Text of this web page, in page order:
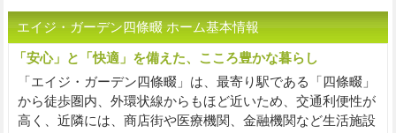
エイジ・ガーデン四條畷 ホーム基本情報
「安心」と「快適」を備えた、こころ豊かな暮らし
「エイジ・ガーデン四條畷」は、最寄り駅である「四條畷」
から徒歩圏内、外環状線からもほど近いため、交通利便性が
高く、近隣には、商店街や医療機関、金融機関など生活施設